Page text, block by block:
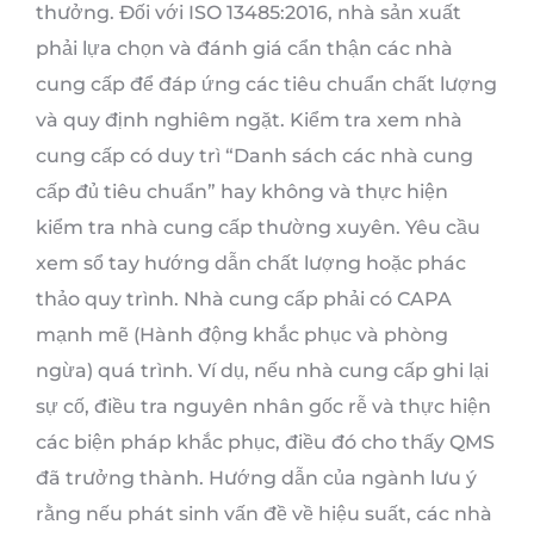
thưởng. Đối với ISO 13485:2016, nhà sản xuất
phải lựa chọn và đánh giá cẩn thận các nhà
cung cấp để đáp ứng các tiêu chuẩn chất lượng
và quy định nghiêm ngặt. Kiểm tra xem nhà
cung cấp có duy trì “Danh sách các nhà cung
cấp đủ tiêu chuẩn” hay không và thực hiện
kiểm tra nhà cung cấp thường xuyên. Yêu cầu
xem sổ tay hướng dẫn chất lượng hoặc phác
thảo quy trình. Nhà cung cấp phải có CAPA
mạnh mẽ (Hành động khắc phục và phòng
ngừa) quá trình. Ví dụ, nếu nhà cung cấp ghi lại
sự cố, điều tra nguyên nhân gốc rễ và thực hiện
các biện pháp khắc phục, điều đó cho thấy QMS
đã trưởng thành. Hướng dẫn của ngành lưu ý
rằng nếu phát sinh vấn đề về hiệu suất, các nhà